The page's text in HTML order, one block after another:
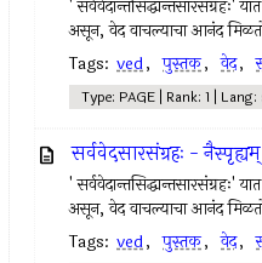
' सर्ववेदान्तसिद्धान्तसारसंग्रहः'
असून, वेद वाचल्याचा आनंद
Tags: ved, पुस्तक, वेद,
Type: PAGE | Rank: 1 | Lang:
सर्ववेदसारसंग्रहः - नैस्पृह्यम्
' सर्ववेदान्तसिद्धान्तसारसंग्रहः'
असून, वेद वाचल्याचा आनंद
Tags: ved, पुस्तक, वेद,